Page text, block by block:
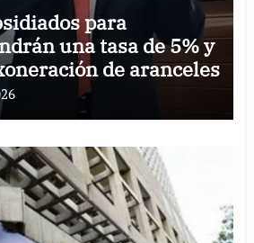
para
una tasa de 5% y
de aranceles